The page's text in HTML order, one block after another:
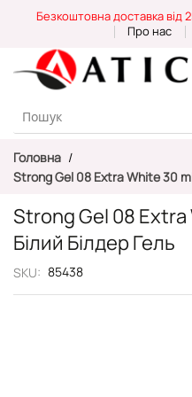
Content
Безкоштовна доставка від
Про нас
Головна
Strong Gel 08 Extra White 30
Strong Gel 08
Білий Білдер Гель
SKU 85438